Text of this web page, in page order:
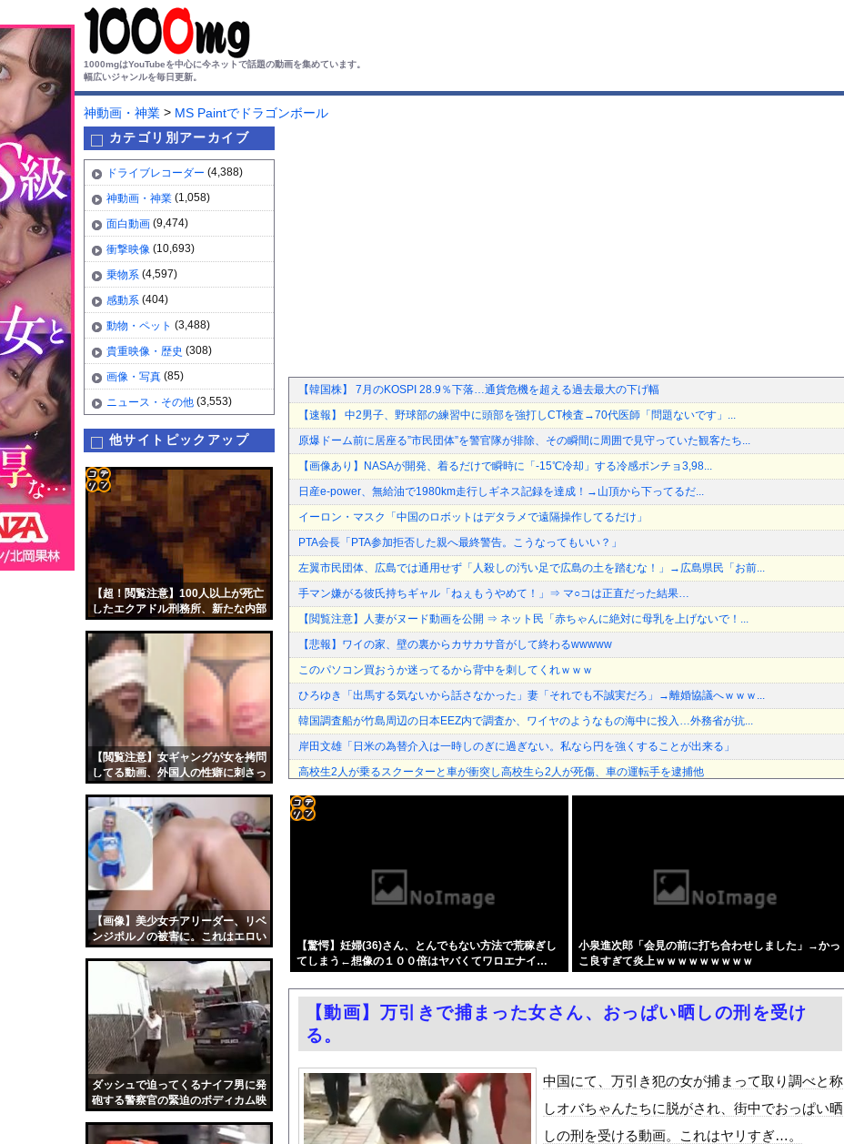
1000mgはYouTubeを中心に今ネットで話題の動画を集めています。
幅広いジャンルを毎日更新。
神動画・神業 > MS Paintでドラゴンボール
カテゴリ別アーカイブ
ドライブレコーダー (4,388)
神動画・神業 (1,058)
面白動画 (9,474)
衝撃映像 (10,693)
乗物系 (4,597)
感動系 (404)
動物・ペット (3,488)
貴重映像・歴史 (308)
画像・写真 (85)
ニュース・その他 (3,553)
他サイトピックアップ
【超！閲覧注意】100人以上が死亡
したエクアドル刑務所、新たな内部
【閲覧注意】女ギャングが女を拷問
してる動画、外国人の性癖に刺さっ
【画像】美少女チアリーダー、リベ
ンジポルノの被害に。これはエロい
ダッシュで迫ってくるナイフ男に発
砲する警察官の緊迫のボディカム映
コテ
リン
- 固
定リ
ンク
自動
更新
ツー
ル
【韓国株】 7月のKOSPI 28.9％下落…通貨危機を超える過去最大の下げ幅
【速報】 中2男子、野球部の練習中に頭部を強打しCT検査→70代医師「問題ないです」...
原爆ドーム前に居座る”市民団体”を警官隊が排除、その瞬間に周囲で見守っていた観客たち...
【画像あり】NASAが開発、着るだけで瞬時に「-15℃冷却」する冷感ポンチョ3,98...
日産e-power、無給油で1980km走行しギネス記録を達成！→山頂から下ってるだ...
イーロン・マスク「中国のロボットはデタラメで遠隔操作してるだけ」
PTA会長「PTA参加拒否した親へ最終警告。こうなってもいい？」
左翼市民団体、広島では通用せず「人殺しの汚い足で広島の土を踏むな！」→広島県民「お前...
手マン嫌がる彼氏持ちギャル「ねぇもうやめて！」⇒ マ○コは正直だった結果…
【閲覧注意】人妻がヌード動画を公開 ⇒ ネット民「赤ちゃんに絶対に母乳を上げないで！...
【悲報】ワイの家、壁の裏からカサカサ音がして終わるwwwww
このパソコン買おうか迷ってるから背中を刺してくれｗｗｗ
ひろゆき「出馬する気ないから話さなかった」妻「それでも不誠実だろ」→離婚協議へｗｗｗ...
韓国調査船が竹島周辺の日本EEZ内で調査か、ワイヤのようなもの海中に投入…外務省が抗...
岸田文雄「日米の為替介入は一時しのぎに過ぎない。私なら円を強くすることが出来る」
高校生2人が乗るスクーターと車が衝突し高校生ら2人が死傷、車の運転手を逮捕他
エロ漫画『八尺耽溺奇談』をrawやhitomiを使わずに無料で読む方法│歯車
【画像】原爆資料館でPTSDになる子供が増加。記憶の継承が危ぶまれる事態に
「平和を願う女子児童を警察が取り押さえて移動させた」と市民団体が告発、「児童……どこ...
ホームレスの数、20年ちょいで90％減少・・・・・
中国製自動車、不具合によりドアが勝手に開いてしまう件
井上晴美、乳首ヘアヌードや濡れ場おっぱいがエロ過ぎる！人生最後のラスト写真集、最高！...
中国人の子供が溺れ、周りに助けを乞う父親と、スマホを向けてインプレ稼ぎの見物人
フェラーリを手がけたピニンファリーナ、日本の鉄道初デザイン。南海電鉄が新たな空港特急...
今日撮れたK大学文〇学部JD1年のフェラシーンがコチラ
お前らがメイドイン韓国で認めてるもの 「キムチ」あと3つは？
中国「大洪水！」三峡ダム「9門開放！（全力放流」中国都市「三峡沿線の道路水没」中国政...
職場の人妻と不倫をして、ついに、、、
【驚愕】妊婦(36)さん、とんでもない方法で荒稼ぎし
てしまう←想像の１００倍はヤバくてワロエナイ…
小泉進次郎「会見の前に打ち合わせしました」→かっ
こ良すぎて炎上ｗｗｗｗｗｗｗｗｗ
自動
更新
【動画】万引きで捕まった女さん、おっぱい晒しの刑を受け
る。
中国にて、万引き犯の女が捕まって取り調べと称
しオバちゃんたちに脱がされ、街中でおっぱい晒
しの刑を受ける動画。これはヤリすぎ…。